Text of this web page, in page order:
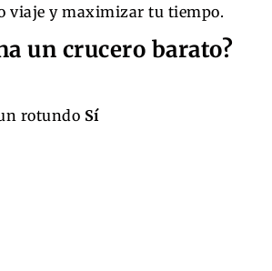
viaje y maximizar tu tiempo.
un crucero barato?
rotundo Sí